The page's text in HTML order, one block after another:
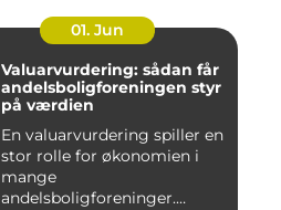
01. Jun
Valuarvurdering: sådan får
andelsboligforeningen styr
på værdien
En valuarvurdering spiller en
stor rolle for økonomien i
mange
andelsboligforeninger.